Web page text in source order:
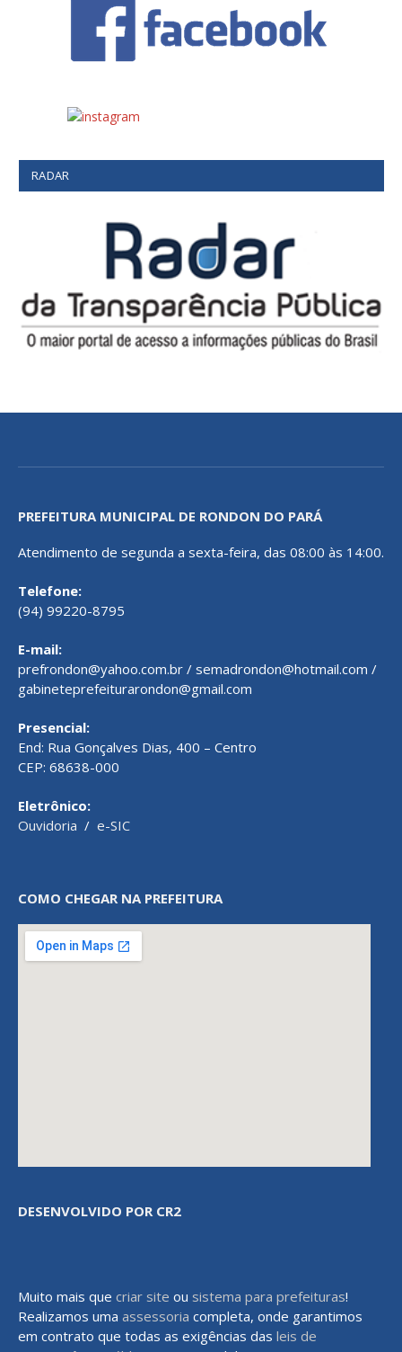
RADAR
PREFEITURA MUNICIPAL DE RONDON DO PARÁ
Atendimento de segunda a sexta-feira, das 08:00 às 14:00.
Telefone:
(94) 99220-8795
E-mail:
prefrondon@yahoo.com.br / semadrondon@hotmail.com /
gabineteprefeiturarondon@gmail.com
Presencial:
End: Rua Gonçalves Dias, 400 – Centro
CEP: 68638-000
Eletrônico:
Ouvidoria / e-SIC
COMO CHEGAR NA PREFEITURA
DESENVOLVIDO POR CR2
Muito mais que criar site ou sistema para prefeituras!
Realizamos uma assessoria completa, onde garantimos
em contrato que todas as exigências das leis de